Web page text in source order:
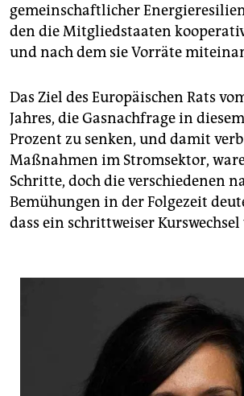
gemeinschaftlicher
den die Mitgliedstaaten
und nach dem sie Vorräte
Das Ziel des Europäischen Rats
Jahres, die Gasnachfrage in
Prozent zu senken, und damit
Maßnahmen im Stromsektor,
Schritte, doch die verschiedenen
Bemühungen in der Folgezeit
dass ein schrittweiser